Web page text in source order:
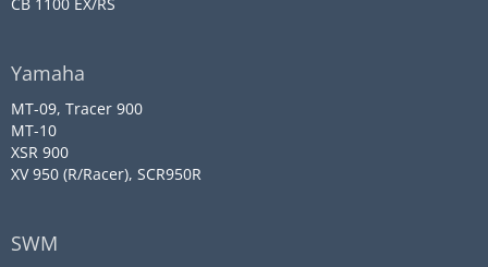
Yamaha
MT-09, Tracer 900
MT-10
XSR 900
XV 950 (R/Racer), SCR950R
SWM